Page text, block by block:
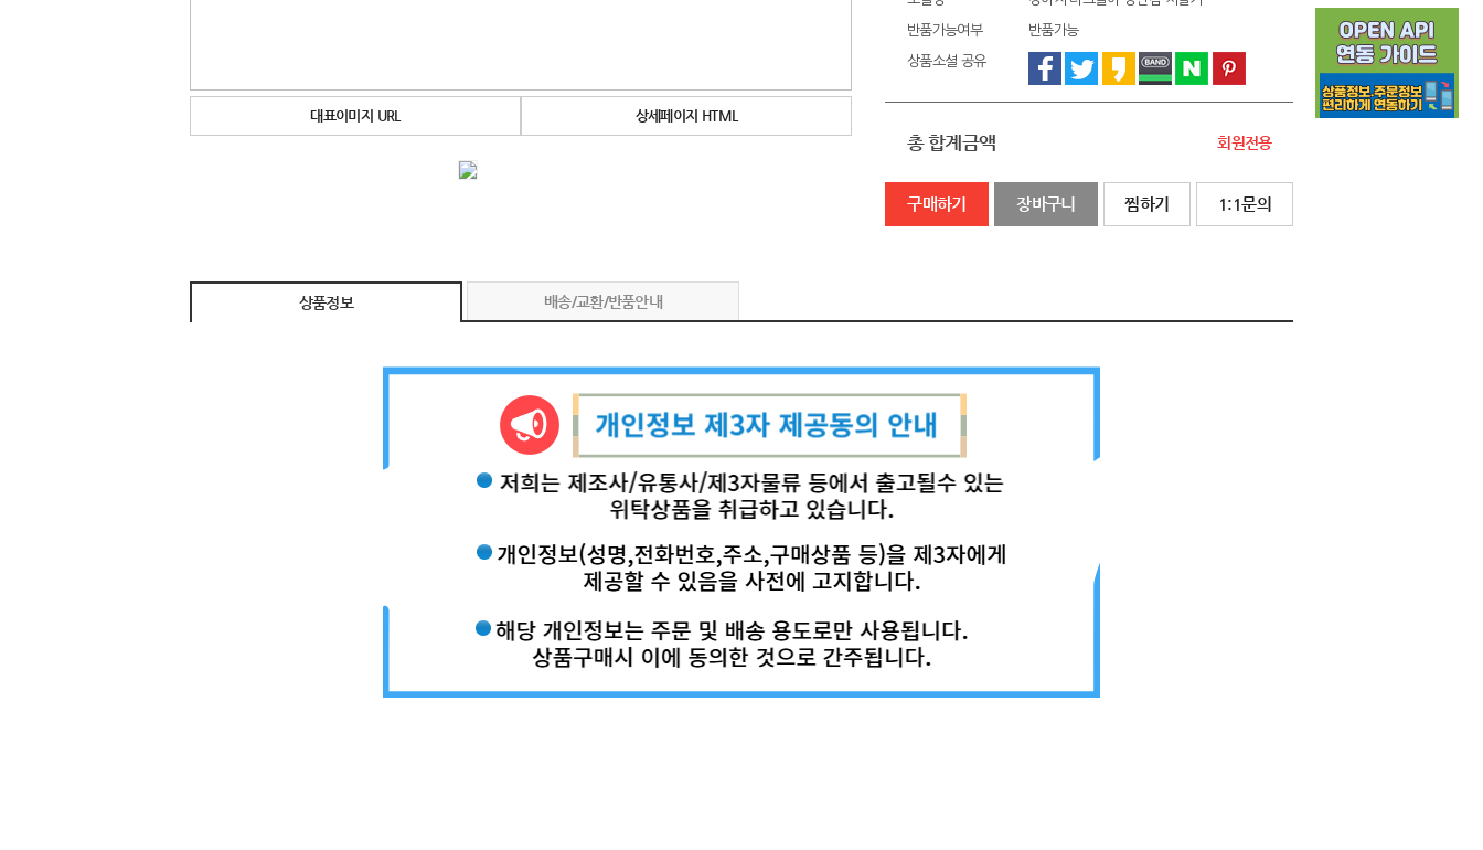
대표이미지 URL 상세페이지 HTML
반품가능여부 반품가능
상품소셜 공유
총 합계금액 회원전용
구매하기 장바구니 찜하기 1:1문의
상품정보 배송/교환/반품안내